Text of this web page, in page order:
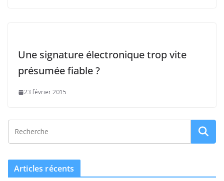
Une signature électronique trop vite
présumée fiable ?
23 février 2015
Articles récents